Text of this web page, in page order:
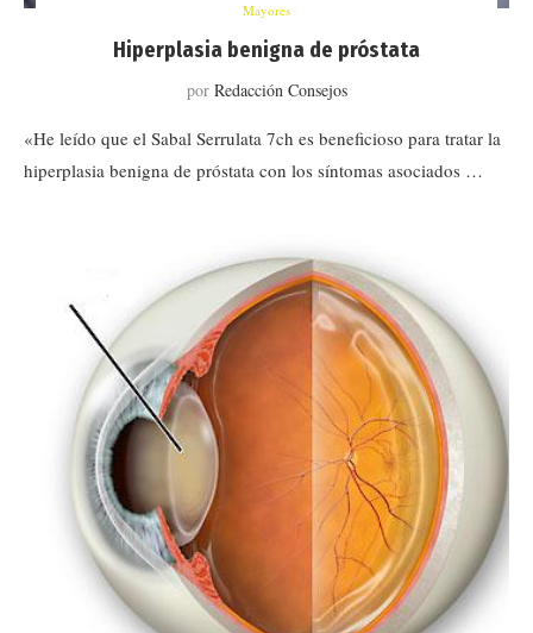
Mayores
Hiperplasia benigna de próstata
por Redacción Consejos
«He leído que el Sabal Serrulata 7ch es beneficioso para tratar la
hiperplasia benigna de próstata con los síntomas asociados …